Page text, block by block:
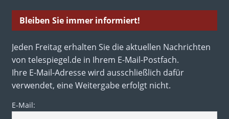
Bleiben Sie immer informiert!
Jeden Freitag erhalten Sie die aktuellen Nachrichten
von telespiegel.de in Ihrem E-Mail-Postfach.
Ihre E-Mail-Adresse wird ausschließlich dafür
verwendet, eine Weitergabe erfolgt nicht.
E-Mail: